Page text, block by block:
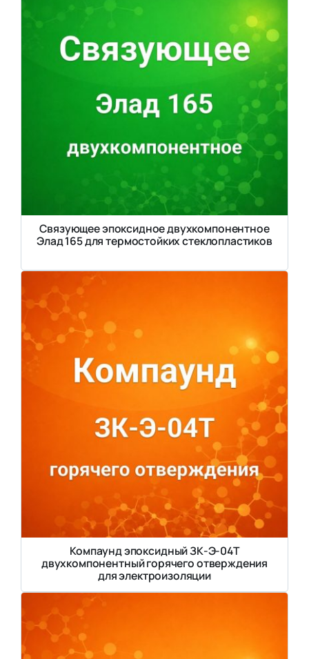
Связующее эпоксидное двухкомпонентное
Элад 165 для термостойких стеклопластиков
Компаунд эпоксидный ЗК-Э-04Т
двухкомпонентный горячего отверждения
для электроизоляции